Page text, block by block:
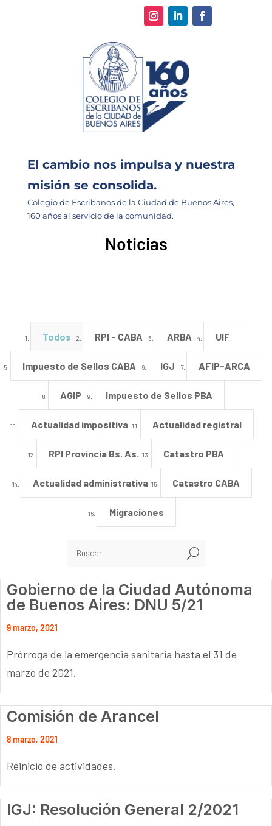
El cambio nos impulsa y nuestra
misión se consolida.
Colegio de Escribanos de la Ciudad de Buenos Aires,
160 años al servicio de la comunidad.
Noticias
Todos RPI - CABA ARBA UIF
Impuesto de Sellos CABA IGJ AFIP-ARCA
AGIP Impuesto de Sellos PBA
Actualidad impositiva Actualidad registral
RPI Provincia Bs. As. Catastro PBA
Actualidad administrativa Catastro CABA
Migraciones
U
Gobierno de la Ciudad Autónoma
de Buenos Aires: DNU 5/21
9 marzo, 2021
Prórroga de la emergencia sanitaria hasta el 31 de
marzo de 2021.
Comisión de Arancel
8 marzo, 2021
Reinicio de actividades.
IGJ: Resolución General 2/2021